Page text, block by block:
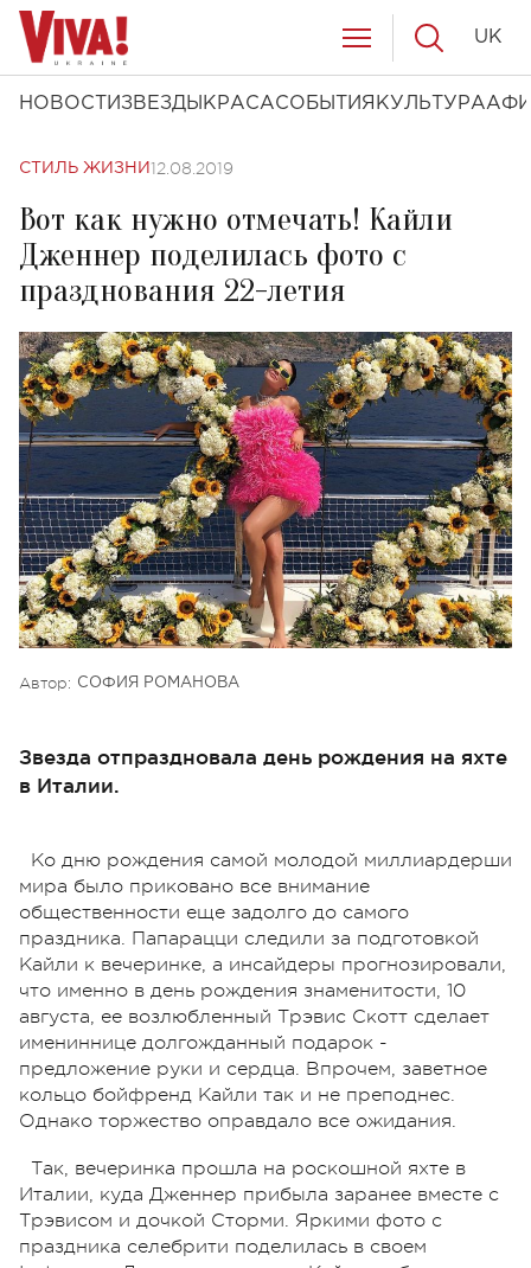
НОВОСТИ ЗВЕЗДЫ КРАСАСОБЫТИЯ КУЛЬТУРА
UK
СТИЛЬ ЖИЗНИ 12.08.2019
Вот как нужно отмечать! Кайли
Дженнер поделилась фото с
празднования 22-летия
Автор: СОФИЯ РОМАНОВА
Звезда отпраздновала день рождения на яхте
в Италии.
Ко дню рождения самой молодой миллиардерши
мира было приковано все внимание
общественности еще задолго до самого
праздника. Папарацци следили за подготовкой
Кайли к вечеринке, а инсайдеры прогнозировали,
что именно в день рождения знаменитости, 10
августа, ее возлюбленный Трэвис Скотт сделает
имениннице долгожданный подарок -
предложение руки и сердца. Впрочем, заветное
кольцо бойфренд Кайли так и не преподнес.
Однако торжество оправдало все ожидания.
Так, вечеринка прошла на роскошной яхте в
Италии, куда Дженнер прибыла заранее вместе с
Трэвисом и дочкой Сторми. Яркими фото с
праздника селебрити поделилась в своем